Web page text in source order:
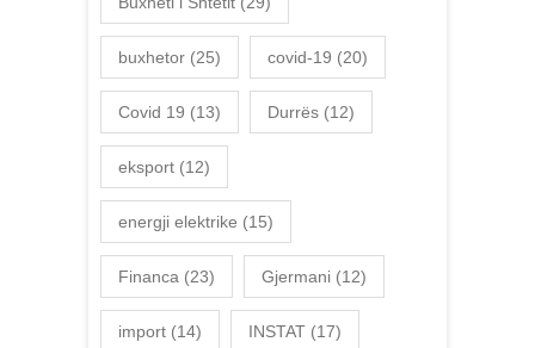
buxhetor (25) covid-19 (20)
Covid 19 (13) Durrës (12)
eksport (12)
energji elektrike (15)
Financa (23) Gjermani (12)
import (14) INSTAT (17)